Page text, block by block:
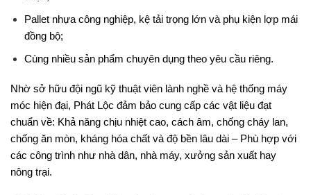
Pallet nhựa công nghiệp, kệ tải trọng lớn và phụ kiện lợp mái
đồng bộ;
Cùng nhiều sản phẩm chuyên dụng theo yêu cầu riêng.
Nhờ sở hữu đội ngũ kỹ thuật viên lành nghề và hệ thống máy
móc hiện đại, Phát Lộc đảm bảo cung cấp các vật liệu đạt
chuẩn về: Khả năng chịu nhiệt cao, cách âm, chống cháy lan,
chống ăn mòn, kháng hóa chất và độ bền lâu dài – Phù hợp với
các công trình như nhà dân, nhà máy, xưởng sản xuất hay
nông trại.